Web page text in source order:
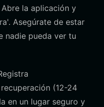
la aplicación y
Asegúrate de estar
nadie pueda ver tu
(12-24
en un lugar seguro y